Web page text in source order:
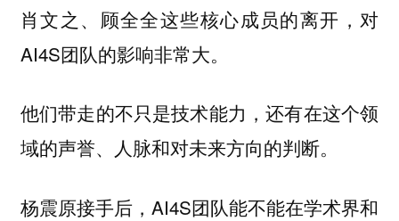
肖文之、顾全全这些核心成员的离开，对
AI4S团队的影响非常大。
他们带走的不只是技术能力，还有在这个领
域的声誉、人脉和对未来方向的判断。
杨震原接手后，AI4S团队能不能在学术界和